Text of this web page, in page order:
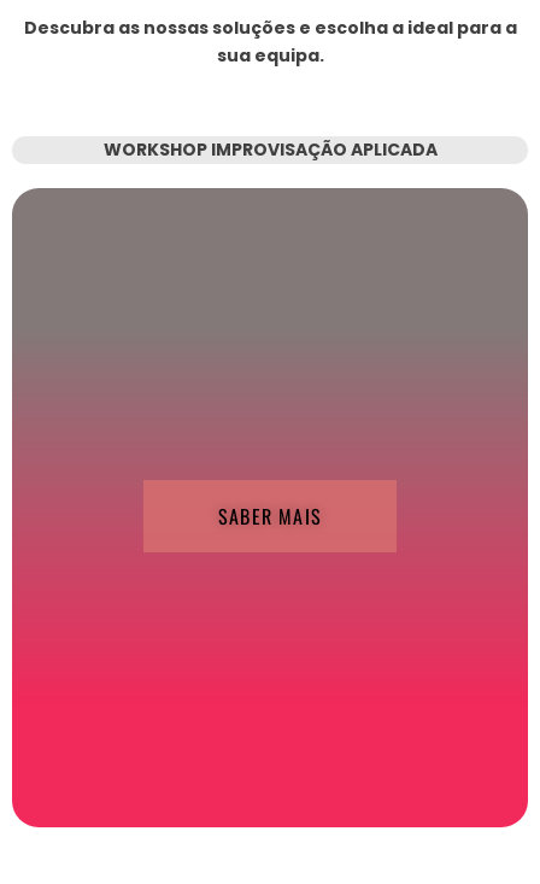
Descubra as nossas soluções e escolha a ideal para a
sua equipa.
WORKSHOP IMPROVISAÇÃO APLICADA
SABER MAIS